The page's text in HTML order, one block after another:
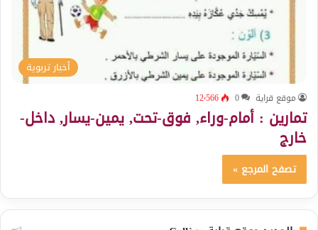
أخبار تربوية
موقع قراية 0 12٬566
تمارين : أمام-وراء, فوق-تحت, يمين-يسار, داخل-
خارج
تصفح المرجع »